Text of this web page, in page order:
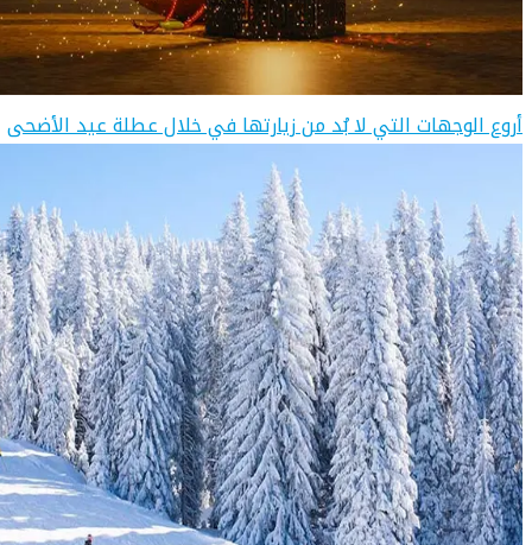
أروع الوجهات التي لا بُد من زيارتها في خلال عطلة عيد الأضحى